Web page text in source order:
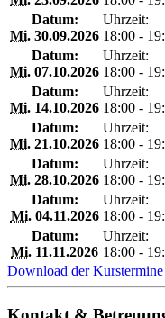
Datum:
Mi. 30.09.2026
Uhrzeit:
18:00 -
Datum:
Mi. 07.10.2026
Uhrzeit:
18:00 -
Datum:
Mi. 14.10.2026
Uhrzeit:
18:00 -
Datum:
Mi. 21.10.2026
Uhrzeit:
18:00 -
Datum:
Mi. 28.10.2026
Uhrzeit:
18:00 -
Datum:
Mi.04.11.2026
Uhrzeit:
18:00 -
Datum:
Mi. 11.11.2026
Uhrzeit:
18:00 -
Download der Kurstermine